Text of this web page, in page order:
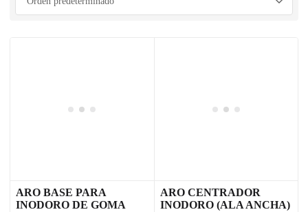
ARO BASE PARA
INODORO DE GOMA
ARO CENTRADOR
INODORO (ALA ANCHA)